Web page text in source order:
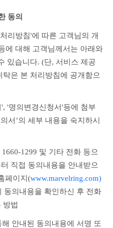
동의
에 대해 고객님께서는 아래와
있습니다. (단, 서비스 제공
은 본 처리방침에 공개함으
'명의변경신청서'등에 첨부
서’의 세부 내용을 숙지하시
1299 및 기타 전화 등으
직접 동의내용을 안내받으
페이지(www.marvelring.com)
동의내용을 확인하신 후 전화
방법
안내된 동의내용에 서명 또